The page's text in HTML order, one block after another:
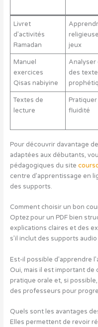
Livret
d’activités
Ramadan
jeux
Manuel
exercices
Qisas nabiyine
Analyser
des
Textes de
lecture
fluidité
Pour découvrir davantage
adaptées aux débutants,
pédagogiques du site
centre d’apprentissage en
des supports.
Comment choisir un bon
Optez pour un PDF bien
explications claires et des
s’il inclut des supports
Est-il possible d’apprendre
Oui, mais il est important de
pratique orale et, si
des professeurs pour
Quels sont les avantages
Elles permettent de revoir